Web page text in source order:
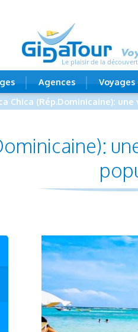
Le plaisir de la
Agences Voyages
Chica (Rép.Dominicaine):